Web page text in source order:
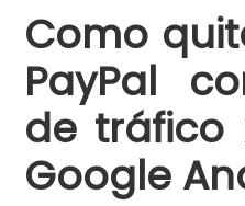
Como
PayPal
de tráfico
Google